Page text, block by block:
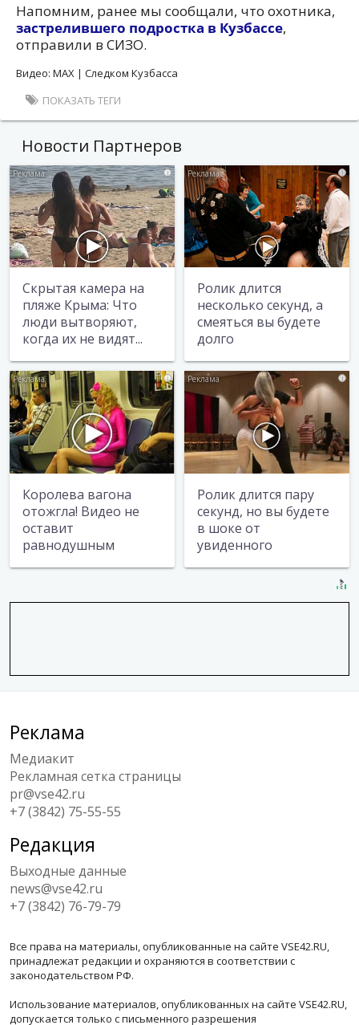
Напомним, ранее мы сообщали, что охотника,
застрелившего подростка в Кузбассе,
отправили в СИЗО.
Видео: MAX | Следком Кузбасса
ПОКАЗАТЬ ТЕГИ
Новости Партнеров
i
Скрытая камера на
пляже Крыма: Что
люди вытворяют,
когда их не видят...
i
Ролик длится
несколько секунд, а
смеяться вы будете
долго
i
Королева вагона
отожгла! Видео не
оставит
равнодушным
i
Ролик длится пару
секунд, но вы будете
в шоке от
увиденного
Реклама
Медиакит
Рекламная сетка страницы
pr@vse42.ru
+7 (3842) 75-55-55
Редакция
Выходные данные
news@vse42.ru
+7 (3842) 76-79-79
Все права на материалы, опубликованные на сайте VSE42.RU,
принадлежат редакции и охраняются в соответствии с
законодательством РФ.
Использование материалов, опубликованных на сайте VSE42.RU,
допускается только с письменного разрешения